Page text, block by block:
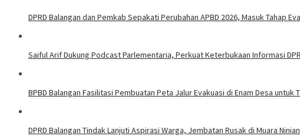
DPRD Balangan dan Pemkab Sepakati Perubahan APBD 2026, Masuk Tahap
Saiful Arif Dukung Podcast Parlementaria, Perkuat Keterbukaan Informasi
BPBD Balangan Fasilitasi Pembuatan Peta Jalur Evakuasi di Enam Desa untuk
DPRD Balangan Tindak Lanjuti Aspirasi Warga, Jembatan Rusak di Muara